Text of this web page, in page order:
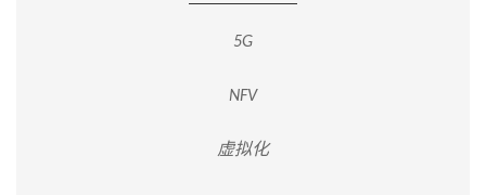
5G
NFV
虚拟化